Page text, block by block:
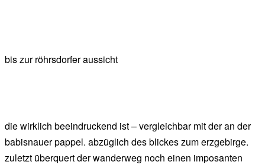
bis zur röhrsdorfer aussicht
die wirklich beeindruckend ist – vergleichbar mit der an der
babisnauer pappel. abzüglich des blickes zum erzgebirge.
zuletzt überquert der wanderweg noch einen imposanten